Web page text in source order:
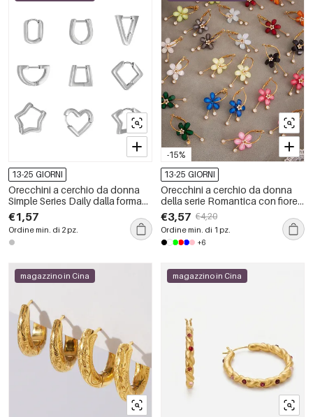
13-25 GIORNI
Orecchini a cerchio da donna
Simple Series Daily dalla forma
irregolare, in acciaio
inossidabile e impermeabili.
€1,57
Ordine min. di 2 pz.
-15%
13-25 GIORNI
Orecchini a cerchio da donna
della serie Romantica con fiore
retrò, in acciaio inossidabile,
impermeabili, color oro.
€3,57 €4,20
Ordine min. di 1 pz.
+6
magazzino in Cina magazzino in Cina